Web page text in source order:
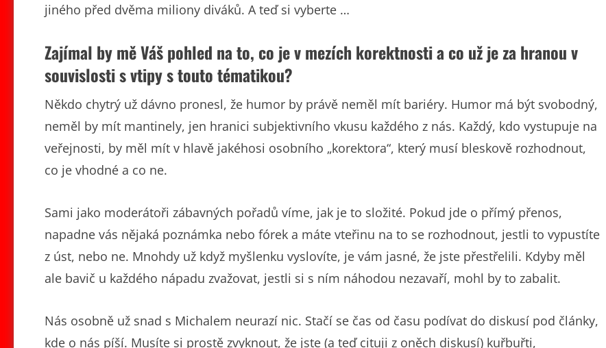
jiného před dvěma miliony diváků. A teď si vyberte …
Zajímal by mě Váš pohled na to, co je v mezích korektnosti a co už je za hranou v
souvislosti s vtipy s touto tématikou?
Někdo chytrý už dávno pronesl, že humor by právě neměl mít bariéry. Humor má být svobodný,
neměl by mít mantinely, jen hranici subjektivního vkusu každého z nás. Každý, kdo vystupuje na
veřejnosti, by měl mít v hlavě jakéhosi osobního „korektora“, který musí bleskově rozhodnout,
co je vhodné a co ne.
Sami jako moderátoři zábavných pořadů víme, jak je to složité. Pokud jde o přímý přenos,
napadne vás nějaká poznámka nebo fórek a máte vteřinu na to se rozhodnout, jestli to vypustíte
z úst, nebo ne. Mnohdy už když myšlenku vyslovíte, je vám jasné, že jste přestřelili. Kdyby měl
ale bavič u každého nápadu zvažovat, jestli si s ním náhodou nezavaří, mohl by to zabalit.
Nás osobně už snad s Michalem neurazí nic. Stačí se čas od času podívat do diskusí pod články,
kde o nás píší. Musíte si prostě zvyknout, že jste (a teď cituji z oněch diskusí) kuřbuřti,